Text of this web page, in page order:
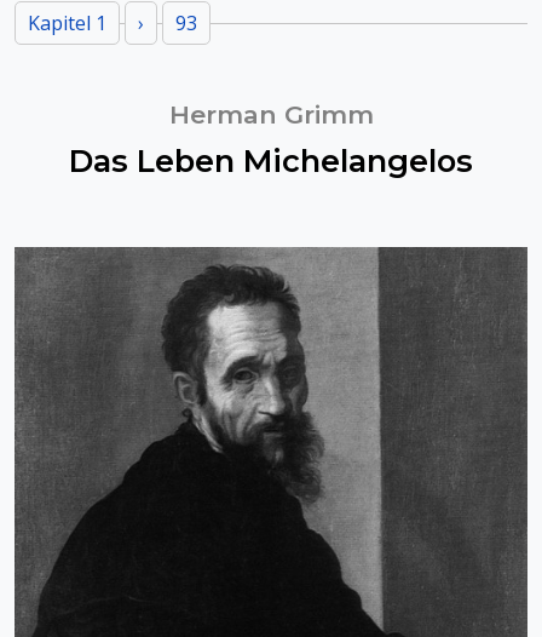
Kapitel 1 › 93
Herman Grimm
Das Leben Michelangelos